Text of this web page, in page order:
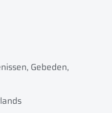
Gebeden,